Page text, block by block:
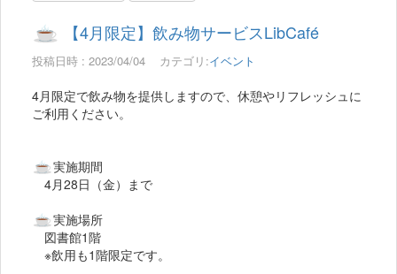
【4月限定】飲み物サービスLibCafé
投稿日時 : 2023/04/04 カテゴリ:イベント
4月限定で飲み物を提供しますので、休憩やリフレッシュに
ご利用ください。
実施期間
4月28日（金）まで
実施場所
図書館1階
※飲用も1階限定です。